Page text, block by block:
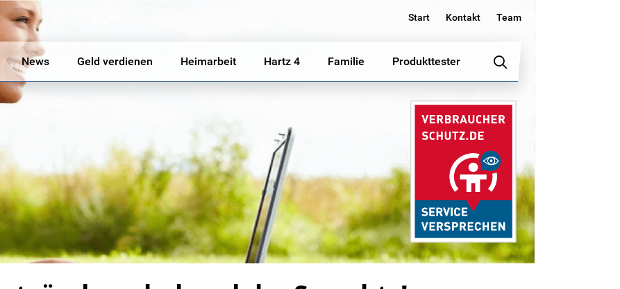
Start Kontakt Team
News Geld verdienen Heimarbeit Hartz 4 Familie Produkttester